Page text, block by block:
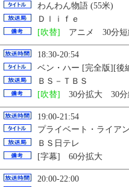
わんわん物語 (55米)
Ｄｌｉｆｅ
[吹替]
アニメ 30分短
18:30-20:54
ベン・ハー [完全版][後
ＢＳ－ＴＢＳ
[吹替]
30分拡大 30分
19:00-21:54
プライベート・ライア
ＢＳ日テレ
[字幕] 60分拡大
20:00-22:00